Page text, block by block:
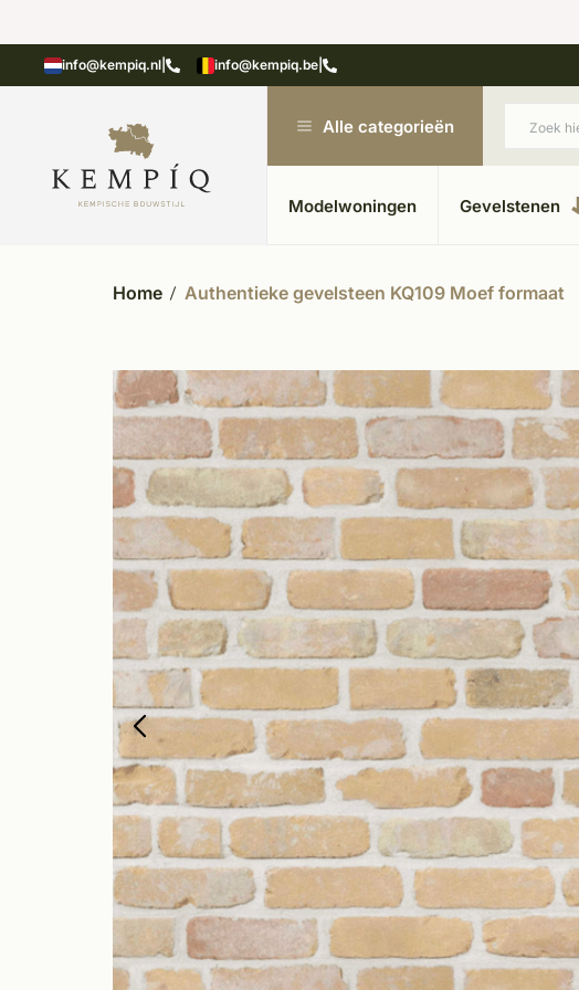
info@kempiq.nl info@kempiq.be
in kempische bouwstijl Meer dan 20 jaar ervaring
Alle categorieën
Modelwoningen Gevelstenen
Home Authentieke gevelsteen KQ109 Moef formaat